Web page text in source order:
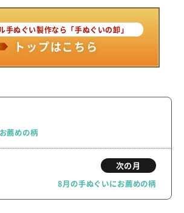
手ぬぐい製作なら「手ぬぐいの卸」
トップはこちら
薦めの柄
次の月
8月の手ぬぐいにお薦めの柄